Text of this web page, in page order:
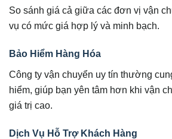
So sánh giá cả giữa các đơn vị vận
vụ có mức giá hợp lý và minh bạch.
Bảo Hiểm Hàng Hóa
Công ty vận chuyển uy tín thường
hiểm, giúp bạn yên tâm hơn khi vận
giá trị cao.
Dịch Vụ Hỗ Trợ Khách Hàng